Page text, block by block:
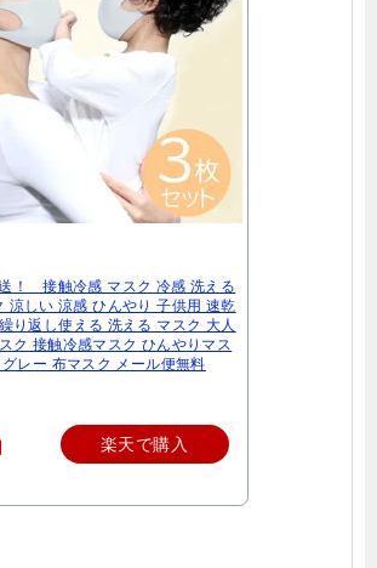
！ 接触冷感 マスク 冷感 洗える
涼しい 涼感 ひんやり 子供用 速乾
り返し使える 洗える マスク 大人
ク 接触冷感マスク ひんやりマス
レー 布マスク メール便無料
楽天で購入